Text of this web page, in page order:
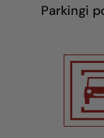
Parkingi